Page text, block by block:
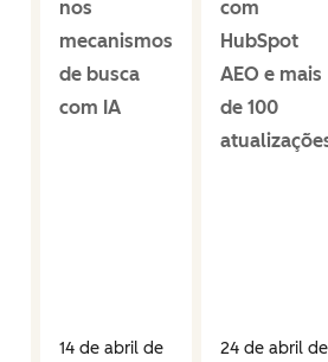
nos
mecanismos
de busca
com IA
14 de abril de
com
HubSpot
AEO e mais
de 100
24 de abril de